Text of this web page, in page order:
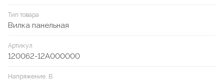
Тип товара
Вилка панельная
Артикул
120062-12A000000
Напряжение, В